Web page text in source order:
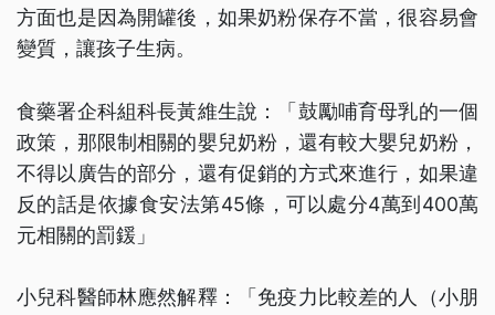
方面也是因為開罐後，如果奶粉保存不當，很容易會
變質，讓孩子生病。
食藥署企科組科長黃維生說：「鼓勵哺育母乳的一個
政策，那限制相關的嬰兒奶粉，還有較大嬰兒奶粉，
不得以廣告的部分，還有促銷的方式來進行，如果違
反的話是依據食安法第45條，可以處分4萬到400萬
元相關的罰鍰」
小兒科醫師林應然解釋：「免疫力比較差的人（小朋